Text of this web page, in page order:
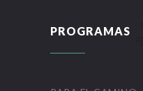
PROGRAMAS